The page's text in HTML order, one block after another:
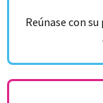
Reúnase con